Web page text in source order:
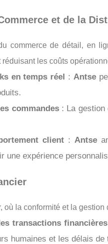
et de la
commerce de détail, en
les coûts
en temps réel :Antse
commandes: La gestion
client : Antse
une expérience
où la conformité et la
transactions financières
humaines et les délais de